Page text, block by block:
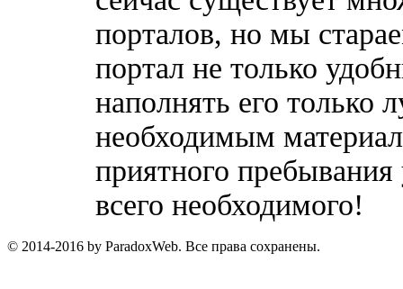
порталов, но мы
портал не только
наполнять его только
необходимым
приятного
всего необходимого!
© 2014-2016 by ParadoxWeb. Все права сохранены.